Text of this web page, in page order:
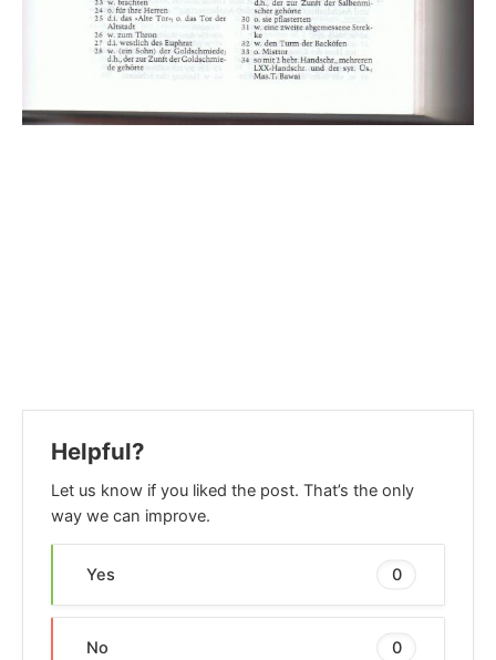
Helpful?
Let us know if you liked the post. That’s the only
way we can improve.
Yes 0
No 0